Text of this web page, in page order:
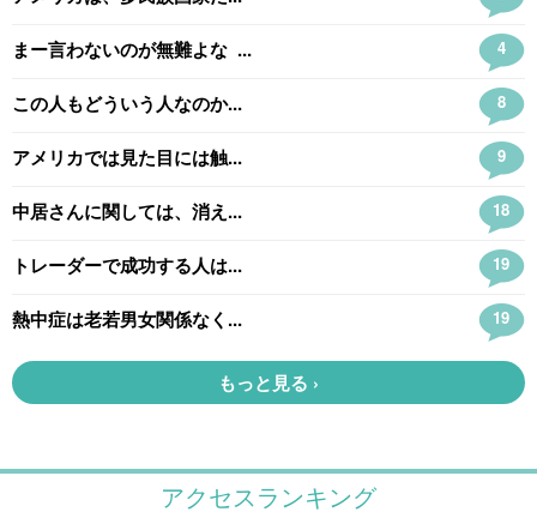
アクセスランキング